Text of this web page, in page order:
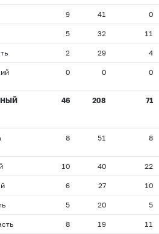
9 41 0
5 32 11
2 29 4
0 0 0
46 208 71
8 51 8
10 40 22
6 27 10
5 20 5
8 19 11